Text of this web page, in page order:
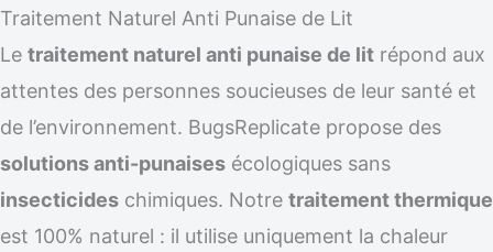
Traitement Naturel Anti Punaise de Lit
Le traitement naturel anti punaise de lit répond aux
attentes des personnes soucieuses de leur santé et
de l’environnement. BugsReplicate propose des
solutions anti-punaises écologiques sans
insecticides chimiques. Notre traitement thermique
est 100% naturel : il utilise uniquement la chaleur